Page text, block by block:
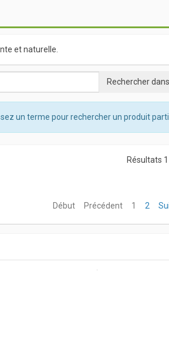
et naturelle.
un terme pour rechercher un produit
Résultats
Début Précédent 1 2